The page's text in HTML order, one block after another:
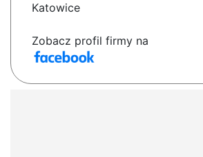
Katowice
Zobacz profil firmy na